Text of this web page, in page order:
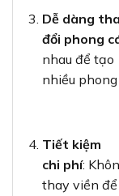
Dễ dàng
đổi phong
nhau để tạo
nhiều
Tiết kiệm
chi phí:
thay viền để